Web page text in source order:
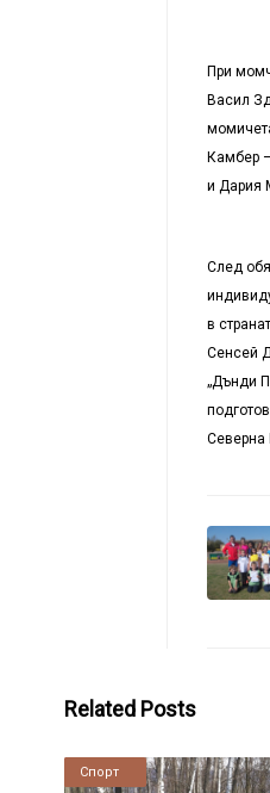
При
Васил
Камбер
и Дария
След
в
Сенсей
„Дънди
Северна
Related Posts
Новини
Спорт